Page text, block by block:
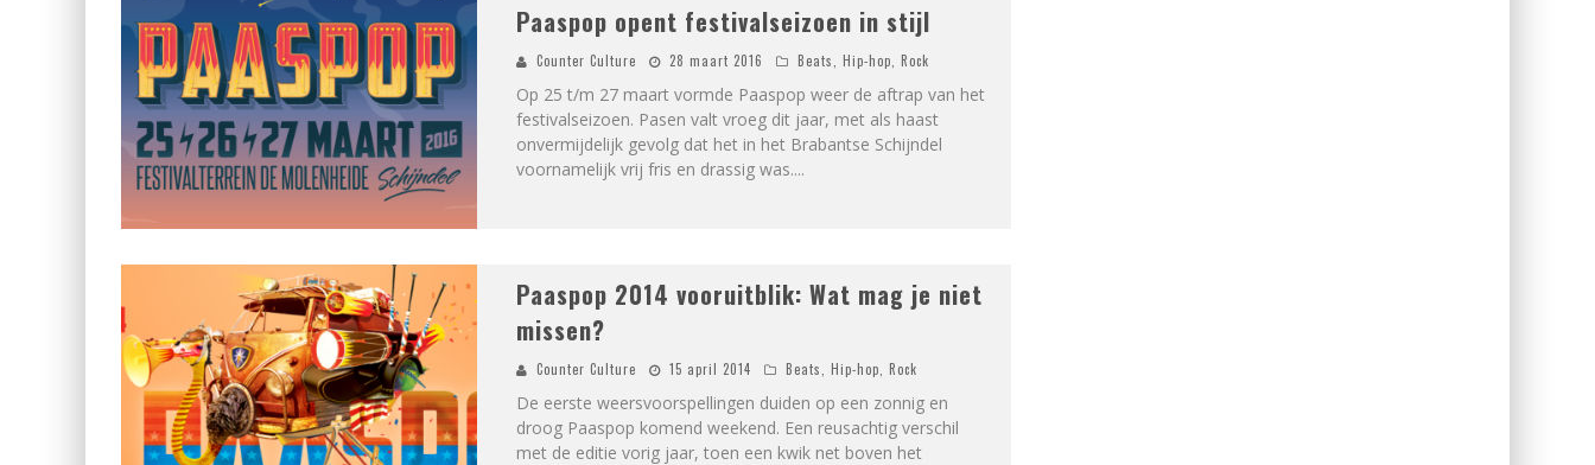
Paaspop opent festivalseizoen in stijl
Counter Culture 28 maart 2016 Beats Hip-hop Rock
Op 25 t/m 27 maart vormde Paaspop weer de aftrap van het
festivalseizoen. Pasen valt vroeg dit jaar, met als haast
onvermijdelijk gevolg dat het in het Brabantse Schijndel
voornamelijk vrij fris en drassig was....
Paaspop 2014 vooruitblik: Wat mag je niet
missen?
Counter Culture 15 april 2014 Beats Hip-hop Rock
De eerste weersvoorspellingen duiden op een zonnig en
droog Paaspop komend weekend. Een reusachtig verschil
met de editie vorig jaar, toen een kwik net boven het